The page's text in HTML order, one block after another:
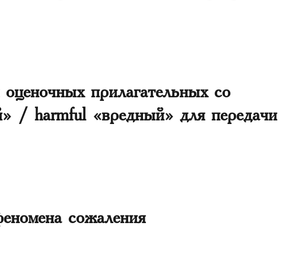
прилагательных со
/ harmful «вредный» для передачи
сожаления